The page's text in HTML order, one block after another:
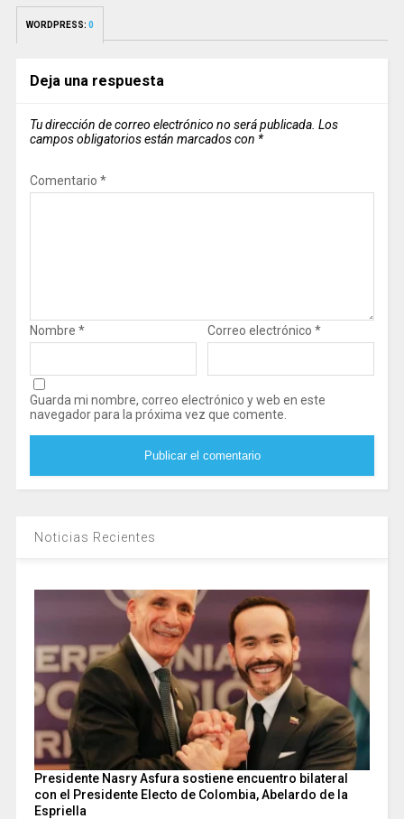
WORDPRESS: 0
Deja una respuesta
Tu dirección de correo electrónico no será publicada. Los
campos obligatorios están marcados con *
Comentario *
Nombre * Correo electrónico *
Guarda mi nombre, correo electrónico y web en este
navegador para la próxima vez que comente.
Noticias Recientes
Presidente Nasry Asfura sostiene encuentro bilateral
con el Presidente Electo de Colombia, Abelardo de la
Espriella